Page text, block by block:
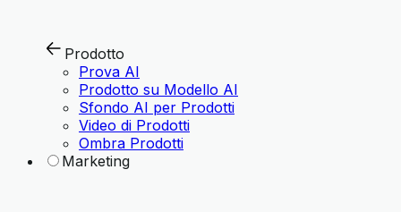
Prodotto
Prova AI
Prodotto su Modello AI
Sfondo AI per Prodotti
Video di Prodotti
Ombra Prodotti
Marketing